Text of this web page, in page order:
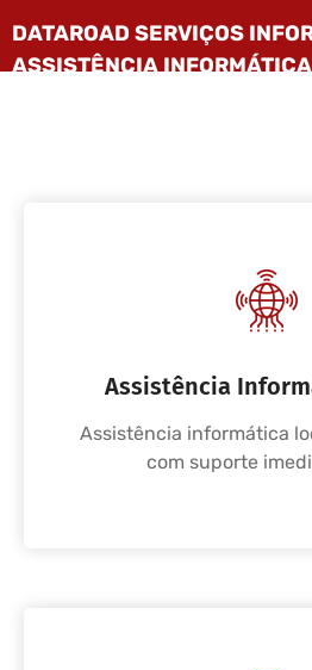
Assistência
Assistência informática
com suporte